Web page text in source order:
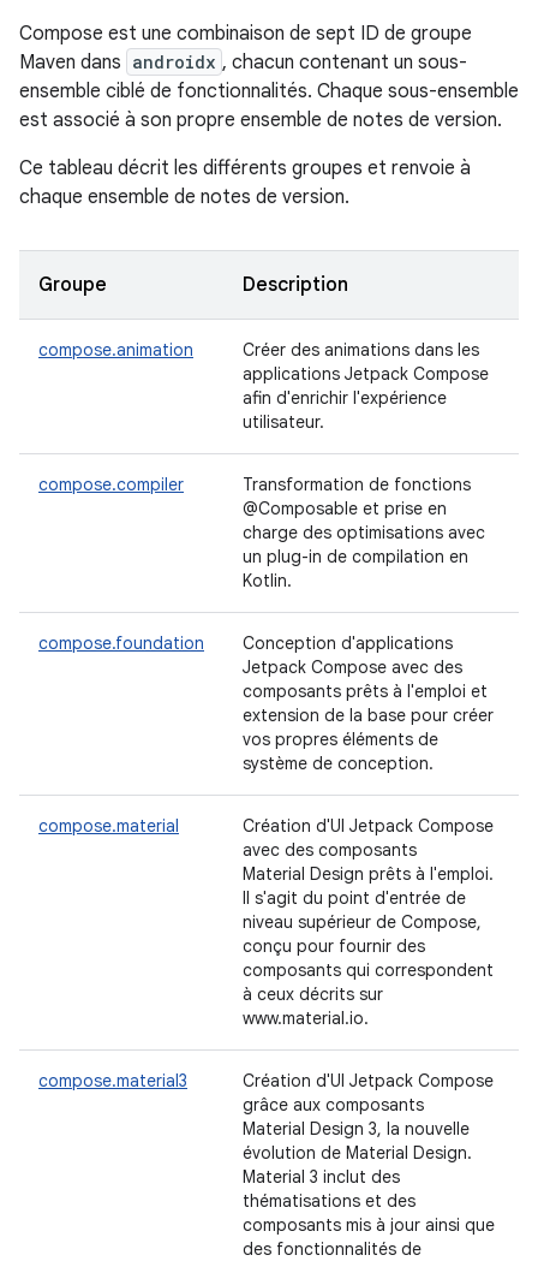
Compose est une combinaison de sept ID de groupe
Maven dans androidx , chacun contenant un sous-
ensemble ciblé de fonctionnalités. Chaque sous-ensemble
est associé à son propre ensemble de notes de version.
Ce tableau décrit les différents groupes et renvoie à
chaque ensemble de notes de version.
Groupe Description
compose.animation
Créer des animations dans les
applications Jetpack Compose
afin d'enrichir l'expérience
utilisateur.
compose.compiler
Transformation de fonctions
@Composable et prise en
charge des optimisations avec
un plug-in de compilation en
Kotlin.
compose.foundation
Conception d'applications
Jetpack Compose avec des
composants prêts à l'emploi et
extension de la base pour créer
vos propres éléments de
système de conception.
compose.material
Création d'UI Jetpack Compose
avec des composants
Material Design prêts à l'emploi.
Il s'agit du point d'entrée de
niveau supérieur de Compose,
conçu pour fournir des
composants qui correspondent
à ceux décrits sur
www.material.io.
compose.material3
Création d'UI Jetpack Compose
grâce aux composants
Material Design 3, la nouvelle
évolution de Material Design.
Material 3 inclut des
thématisations et des
composants mis à jour ainsi que
des fonctionnalités de